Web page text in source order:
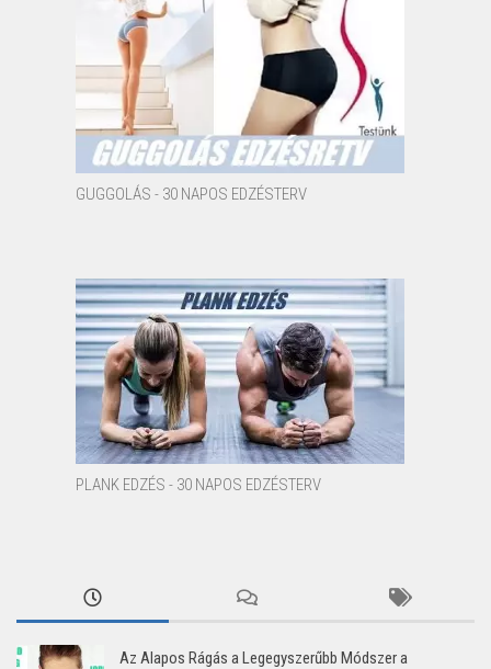
GUGGOLÁS - 30 NAPOS EDZÉSTERV
PLANK EDZÉS - 30 NAPOS EDZÉSTERV
Az Alapos Rágás a Legegyszerűbb Módszer a